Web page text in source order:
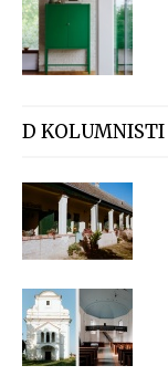
D KOLUMNISTI